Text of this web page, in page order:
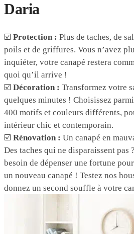
Daria
☑️ Protection : Plus de taches, de
poils et de griffures. Vous n’avez
inquiéter, votre canapé restera
quoi qu’il arrive !
☑️ Décoration : Transformez votre
quelques minutes ! Choisissez
400 motifs et couleurs différents,
intérieur chic et contemporain.
☑️ Rénovation : Un canapé en
Des taches qui ne disparaissent pas
besoin de dépenser une fortune
un nouveau canapé ! Testez nos
donnez un second souffle à votre